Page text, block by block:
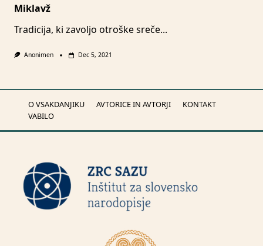
Miklavž
Tradicija, ki zavoljo otroške sreče...
Anonimen Dec 5, 2021
O VSAKDANJIKU AVTORICE IN AVTORJI
KONTAKT
VABILO